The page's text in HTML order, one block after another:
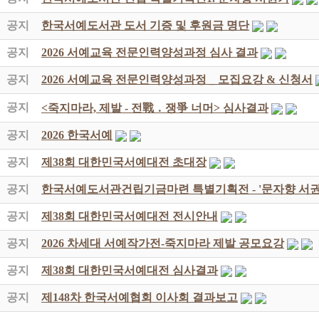
공지 한국서예도서관 도서 기증 및 후원금 명단
공지 2026 서예교육 전문인력양성과정 심사 결과
공지 2026 서예교육 전문인력양성과정 _ 모집요강 & 신청서
공지 <죽지마라, 제발 - 전戰 ․ 쟁爭 너머> 심사결과
공지 2026 한국서예
공지 제38회 대한민국서예대전 초대장
공지 한국서예도서관건립기금마련 특별기획전 - '문자향 서
공지 제38회 대한민국서예대전 전시안내
공지 2026 차세대 서예작가전-죽지마라 제발 공모요강
공지 제38회 대한민국서예대전 심사결과
공지 제148차 한국서예협회 이사회 결과보고